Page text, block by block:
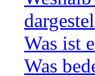
Was ist
Was